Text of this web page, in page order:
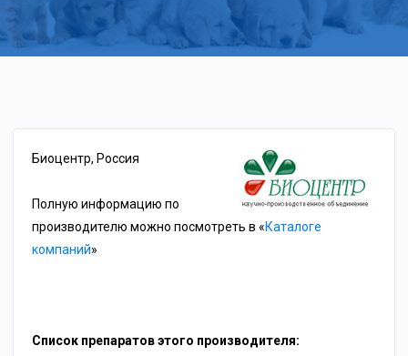
Биоцентр, Россия
Полную информацию по
производителю можно посмотреть в «Каталоге
компаний»
Список препаратов этого производителя: